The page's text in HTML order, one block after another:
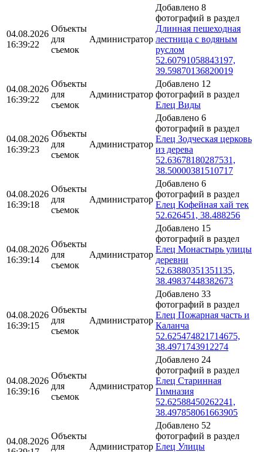
04.08.2026
16:39:22
Объекты
для
съемок
Администратор
Добавлено 8
фотографий в раздел
Длинная пешеходная
лестница с водяным
руслом
52.60791058843197,
39.59870136820019
04.08.2026
16:39:22
Объекты
для
съемок
Администратор
Добавлено 12
фотографий в раздел
Елец Виды
04.08.2026
16:39:23
Объекты
для
съемок
Администратор
Добавлено 6
фотографий в раздел
Елец Зодческая церковь
из дерева
52.63678180287531,
38.50000381510717
04.08.2026
16:39:18
Объекты
для
съемок
Администратор
Добавлено 6
фотографий в раздел
Елец Кофейная хай тек
52.626451, 38.488256
04.08.2026
16:39:14
Объекты
для
съемок
Администратор
Добавлено 15
фотографий в раздел
Елец Монастырь улицы
деревни
52.63880351351135,
38.49837448382673
04.08.2026
16:39:15
Объекты
для
съемок
Администратор
Добавлено 33
фотографий в раздел
Елец Пожарная часть и
Каланча
52.625474821714675,
38.4971743912274
04.08.2026
16:39:16
Объекты
для
съемок
Администратор
Добавлено 24
фотографий в раздел
Елец Старинная
Гимназия
52.62588450262241,
38.497858061663905
04.08.2026
Объекты
для
Администратор
Добавлено 52
фотографий в раздел
Елец Улицы